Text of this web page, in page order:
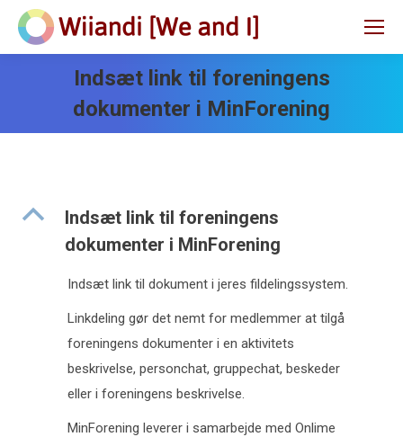
Indsæt link til foreningens
dokumenter i MinForening
B
Indsæt link til foreningens
dokumenter i MinForening
Indsæt link til dokument i jeres fildelingssystem.
Linkdeling gør det nemt for medlemmer at tilgå
foreningens dokumenter i en aktivitets
beskrivelse, personchat, gruppechat, beskeder
eller i foreningens beskrivelse.
MinForening leverer i samarbejde med Onlime